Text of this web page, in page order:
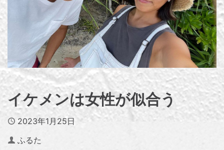
イケメンは女性が似合う
Published
2023年1月25日
Author
ふるた